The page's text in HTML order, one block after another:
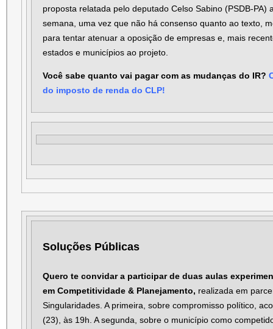
proposta relatada pelo deputado Celso Sabino (PSDB-PA)
semana, uma vez que não há consenso quanto ao texto,
para tentar atenuar a oposição de empresas e, mais
estados e municípios ao projeto.
Você sabe quanto vai pagar com as mudanças do IR?
do imposto de renda do CLP!
Soluções Públicas
Quero te convidar a participar de duas aulas
em Competitividade & Planejamento, realizada em
Singularidades. A primeira, sobre compromisso político,
(23), às 19h. A segunda, sobre o município como